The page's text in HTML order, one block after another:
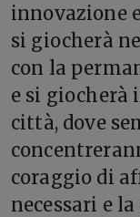
innovazione
si giocherà
con la
e si
città, dove
coraggio di
necessari e